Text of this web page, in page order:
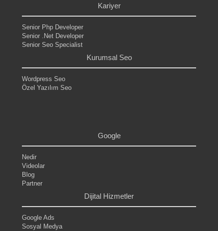
Kariyer
Senior Php Developer
Senior .Net Developer
Senior Seo Specialist
Kurumsal Seo
Wordpress Seo
Özel Yazılım Seo
Google
Nedir
Videolar
Blog
Partner
Dijital Hizmetler
Google Ads
Sosyal Medya